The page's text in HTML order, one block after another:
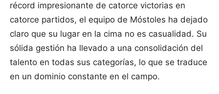
récord impresionante de catorce victorias en
catorce partidos, el equipo de Móstoles ha dejado
claro que su lugar en la cima no es casualidad. Su
sólida gestión ha llevado a una consolidación del
talento en todas sus categorías, lo que se traduce
en un dominio constante en el campo.